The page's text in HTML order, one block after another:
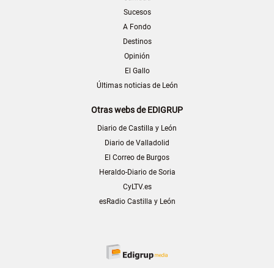
Sucesos
A Fondo
Destinos
Opinión
El Gallo
Últimas noticias de León
Otras webs de EDIGRUP
Diario de Castilla y León
Diario de Valladolid
El Correo de Burgos
Heraldo-Diario de Soria
CyLTV.es
esRadio Castilla y León